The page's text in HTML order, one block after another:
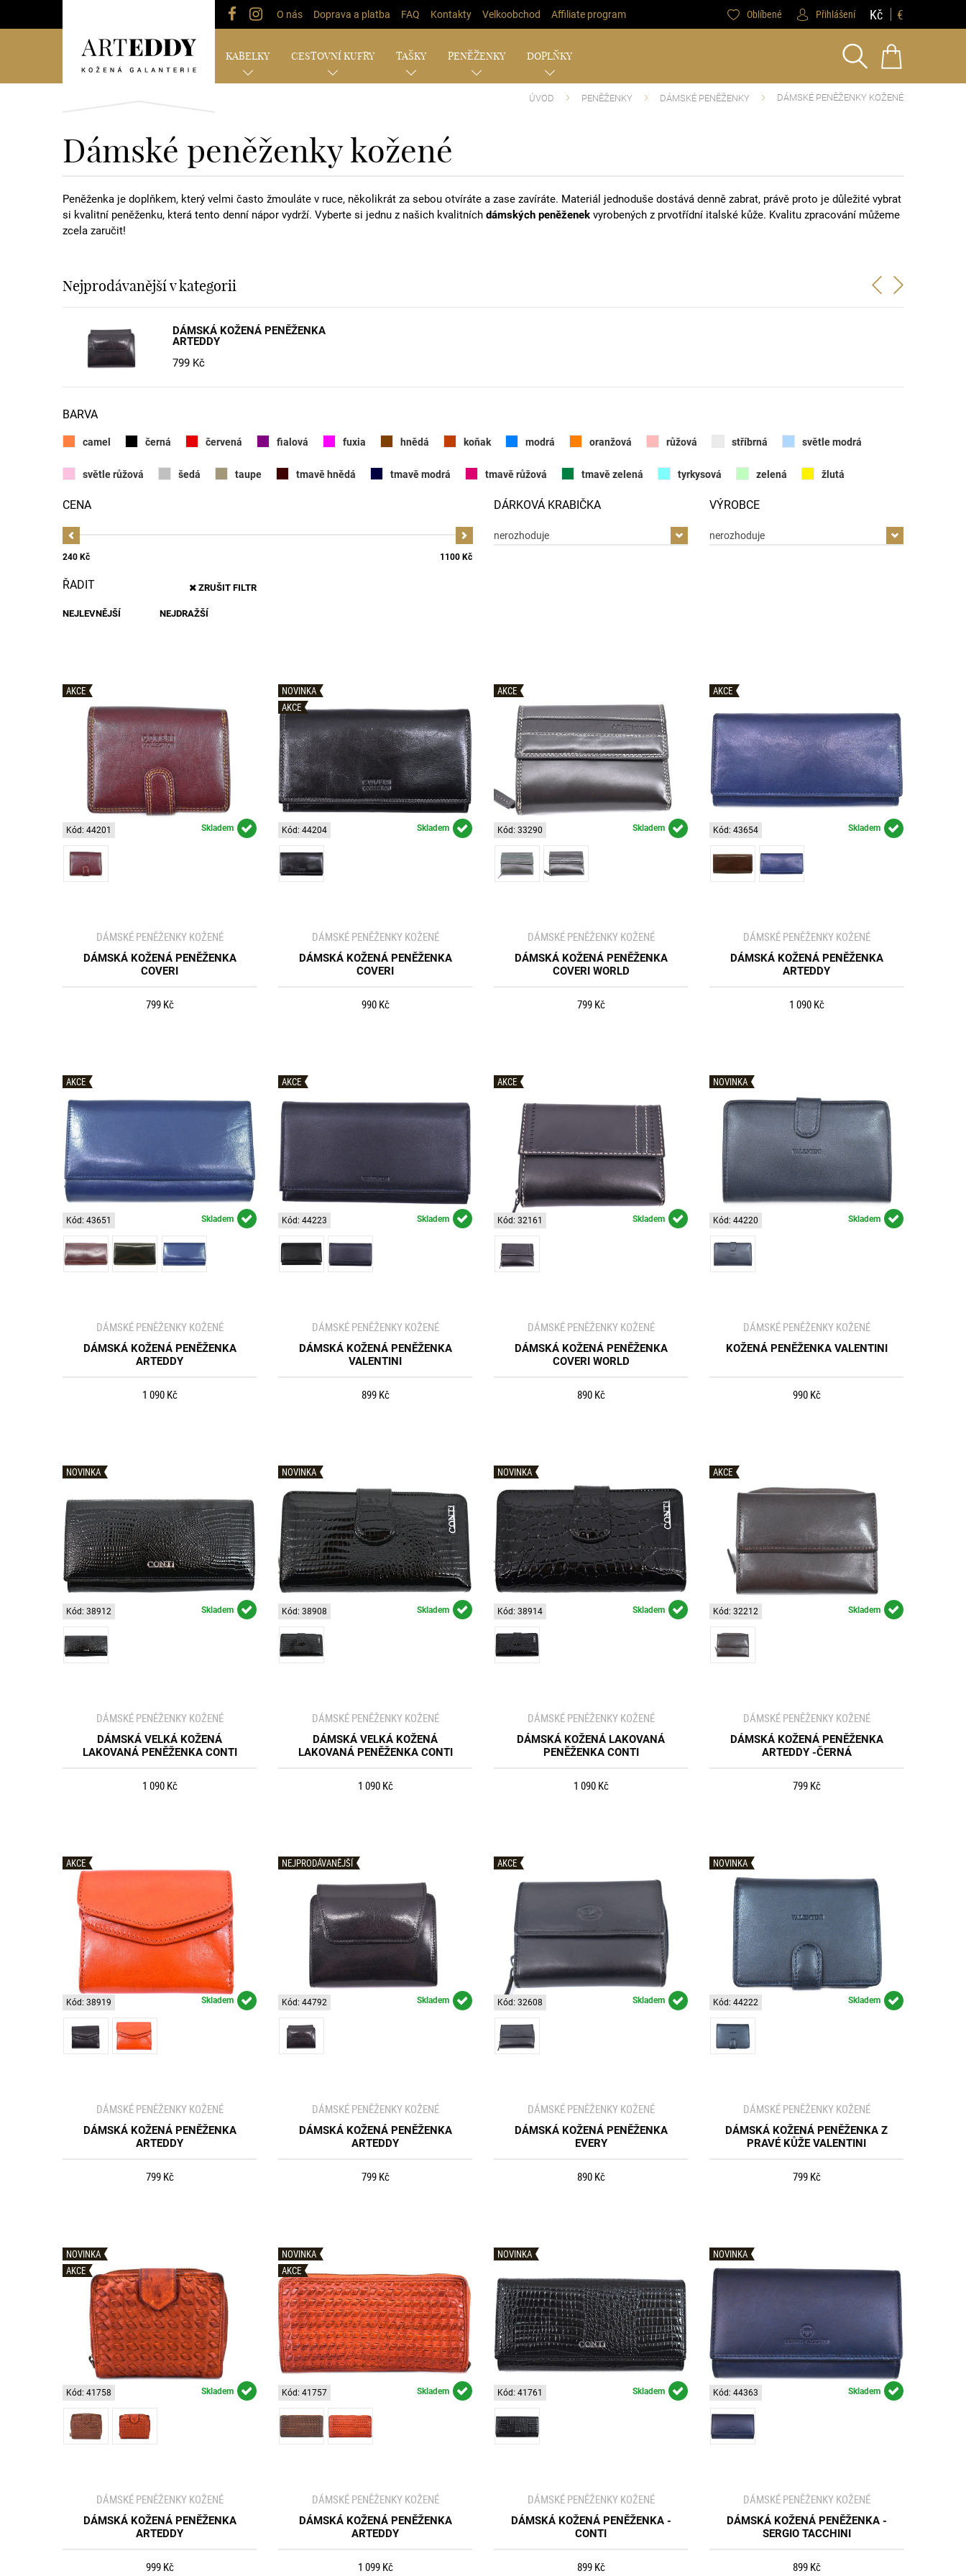
O nás Doprava a platba FAQ Kontakty Velkoobchod Affiliate program Oblíbené Přihlášení Kč €
KABELKY CESTOVNÍ KUFRY TAŠKY PENĚŽENKY DOPLŇKY
ÚVOD PENĚŽENKY DÁMSKÉ PENĚŽENKY DÁMSKÉ PENĚŽENKY KOŽENÉ
Dámské peněženky kožené
Peněženka je doplňkem, který velmi často žmouláte v ruce, několikrát za sebou otvíráte a zase zavíráte. Materiál jednoduše dostává denně zabrat, právě proto je důležité vybrat
si kvalitní peněženku, která tento denní nápor vydrží. Vyberte si jednu z našich kvalitních dámských peněženek vyrobených z prvotřídní italské kůže. Kvalitu zpracování můžeme
zcela zaručit!
Nejprodávanější v kategorii
DÁMSKÁ KOŽENÁ PENĚŽENKA
ARTEDDY
799 Kč
BARVA
camel černá červená fialová fuxia hnědá koňak modrá oranžová růžová stříbrná světle modrá
světle růžová šedá taupe tmavě hnědá tmavě modrá tmavě růžová tmavě zelená tyrkysová zelená žlutá
CENA
240 Kč 1100 Kč
DÁRKOVÁ KRABIČKA
nerozhoduje
VÝROBCE
nerozhoduje
ŘADIT
NEJLEVNĚJŠÍ NEJDRAŽŠÍ
ZRUŠIT FILTR
AKCE
Kód: 44201 Skladem
DÁMSKÉ PENĚŽENKY KOŽENÉ
DÁMSKÁ KOŽENÁ PENĚŽENKA
COVERI
799 Kč
NOVINKA
AKCE
Kód: 44204 Skladem
DÁMSKÉ PENĚŽENKY KOŽENÉ
DÁMSKÁ KOŽENÁ PENĚŽENKA
COVERI
990 Kč
AKCE
Kód: 33290 Skladem
DÁMSKÉ PENĚŽENKY KOŽENÉ
DÁMSKÁ KOŽENÁ PENĚŽENKA
COVERI WORLD
799 Kč
AKCE
Kód: 43654 Skladem
DÁMSKÉ PENĚŽENKY KOŽENÉ
DÁMSKÁ KOŽENÁ PENĚŽENKA
ARTEDDY
1 090 Kč
AKCE
Kód: 43651 Skladem
DÁMSKÉ PENĚŽENKY KOŽENÉ
DÁMSKÁ KOŽENÁ PENĚŽENKA
ARTEDDY
1 090 Kč
AKCE
Kód: 44223 Skladem
DÁMSKÉ PENĚŽENKY KOŽENÉ
DÁMSKÁ KOŽENÁ PENĚŽENKA
VALENTINI
899 Kč
AKCE
Kód: 32161 Skladem
DÁMSKÉ PENĚŽENKY KOŽENÉ
DÁMSKÁ KOŽENÁ PENĚŽENKA
COVERI WORLD
890 Kč
NOVINKA
Kód: 44220 Skladem
DÁMSKÉ PENĚŽENKY KOŽENÉ
KOŽENÁ PENĚŽENKA VALENTINI
990 Kč
NOVINKA
Kód: 38912 Skladem
DÁMSKÉ PENĚŽENKY KOŽENÉ
DÁMSKÁ VELKÁ KOŽENÁ
LAKOVANÁ PENĚŽENKA CONTI
1 090 Kč
NOVINKA
Kód: 38908 Skladem
DÁMSKÉ PENĚŽENKY KOŽENÉ
DÁMSKÁ VELKÁ KOŽENÁ
LAKOVANÁ PENĚŽENKA CONTI
1 090 Kč
NOVINKA
Kód: 38914 Skladem
DÁMSKÉ PENĚŽENKY KOŽENÉ
DÁMSKÁ KOŽENÁ LAKOVANÁ
PENĚŽENKA CONTI
1 090 Kč
AKCE
Kód: 32212 Skladem
DÁMSKÉ PENĚŽENKY KOŽENÉ
DÁMSKÁ KOŽENÁ PENĚŽENKA
ARTEDDY -ČERNÁ
799 Kč
AKCE
Kód: 38919 Skladem
DÁMSKÉ PENĚŽENKY KOŽENÉ
DÁMSKÁ KOŽENÁ PENĚŽENKA
ARTEDDY
799 Kč
NEJPRODÁVANĚJŠÍ
Kód: 44792 Skladem
DÁMSKÉ PENĚŽENKY KOŽENÉ
DÁMSKÁ KOŽENÁ PENĚŽENKA
ARTEDDY
799 Kč
AKCE
Kód: 32608 Skladem
DÁMSKÉ PENĚŽENKY KOŽENÉ
DÁMSKÁ KOŽENÁ PENĚŽENKA
EVERY
890 Kč
NOVINKA
Kód: 44222 Skladem
DÁMSKÉ PENĚŽENKY KOŽENÉ
DÁMSKÁ KOŽENÁ PENĚŽENKA Z
PRAVÉ KŮŽE VALENTINI
799 Kč
NOVINKA
AKCE
Kód: 41758 Skladem
DÁMSKÉ PENĚŽENKY KOŽENÉ
DÁMSKÁ KOŽENÁ PENĚŽENKA
ARTEDDY
999 Kč
NOVINKA
AKCE
Kód: 41757 Skladem
DÁMSKÉ PENĚŽENKY KOŽENÉ
DÁMSKÁ KOŽENÁ PENĚŽENKA
ARTEDDY
1 099 Kč
NOVINKA
Kód: 41761 Skladem
DÁMSKÉ PENĚŽENKY KOŽENÉ
DÁMSKÁ KOŽENÁ PENĚŽENKA -
CONTI
899 Kč
NOVINKA
Kód: 44363 Skladem
DÁMSKÉ PENĚŽENKY KOŽENÉ
DÁMSKÁ KOŽENÁ PENĚŽENKA -
SERGIO TACCHINI
899 Kč